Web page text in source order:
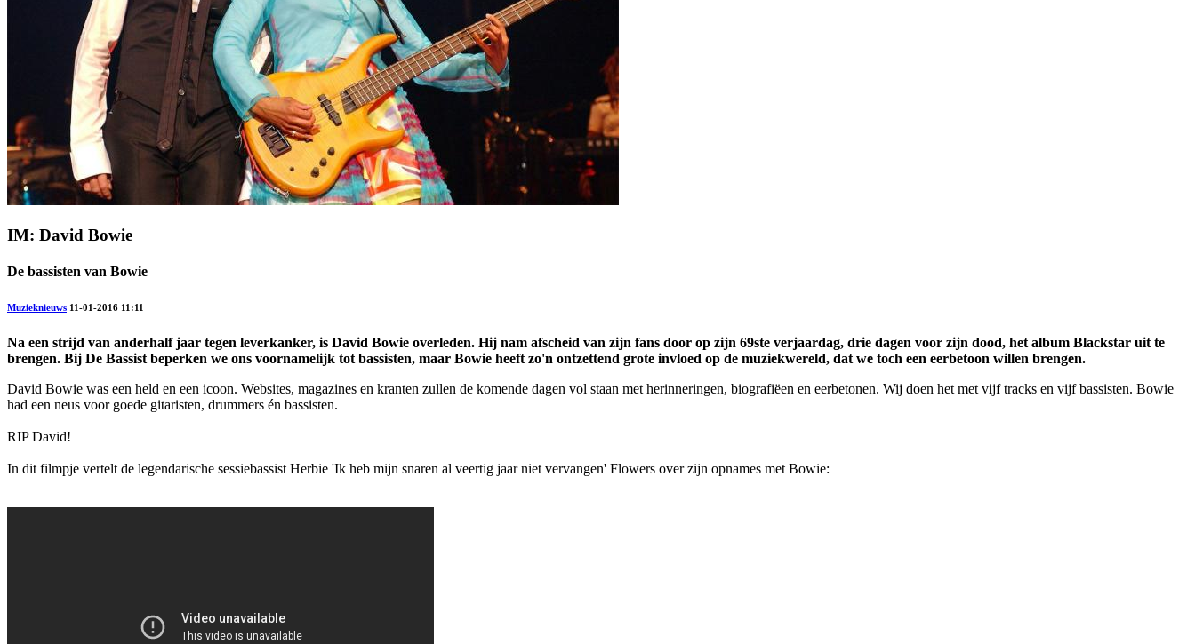
IM: David Bowie
De bassisten van Bowie
Muzieknieuws 11-01-2016 11:11
Na een strijd van anderhalf jaar tegen leverkanker, is David Bowie overleden. Hij nam afscheid van zijn fans door op zijn 69ste verjaardag, drie dagen voor zijn dood, het album Blackstar uit te
brengen. Bij De Bassist beperken we ons voornamelijk tot bassisten, maar Bowie heeft zo'n ontzettend grote invloed op de muziekwereld, dat we toch een eerbetoon willen brengen.
David Bowie was een held en een icoon. Websites, magazines en kranten zullen de komende dagen vol staan met herinneringen, biografiëen en eerbetonen. Wij doen het met vijf tracks en vijf bassisten. Bowie
had een neus voor goede gitaristen, drummers én bassisten.
RIP David!
In dit filmpje vertelt de legendarische sessiebassist Herbie 'Ik heb mijn snaren al veertig jaar niet vervangen' Flowers over zijn opnames met Bowie: